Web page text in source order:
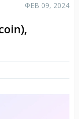
ФЕВ 09, 2024